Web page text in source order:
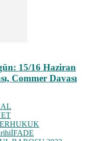
15/16 Haziran
Commer Davası
HUKUK
İFADE